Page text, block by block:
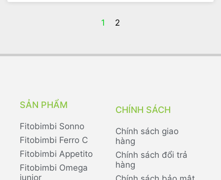
1 2
SẢN PHẨM
Fitobimbi Sonno
Fitobimbi Ferro C
Fitobimbi Appetito
Fitobimbi Omega
junior
CHÍNH SÁCH
Chính sách giao
hàng
Chính sách đổi trả
hàng